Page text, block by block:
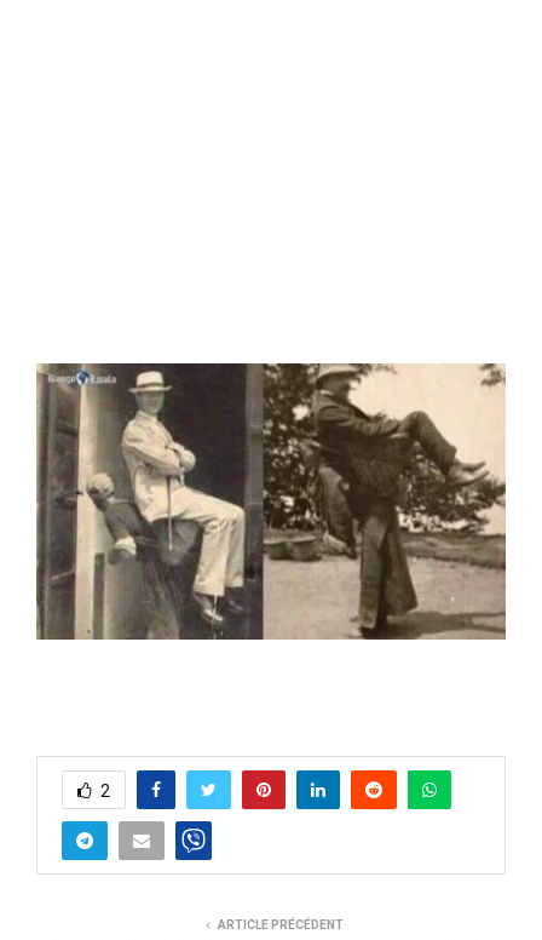
2
ARTICLE PRÉCÉDENT